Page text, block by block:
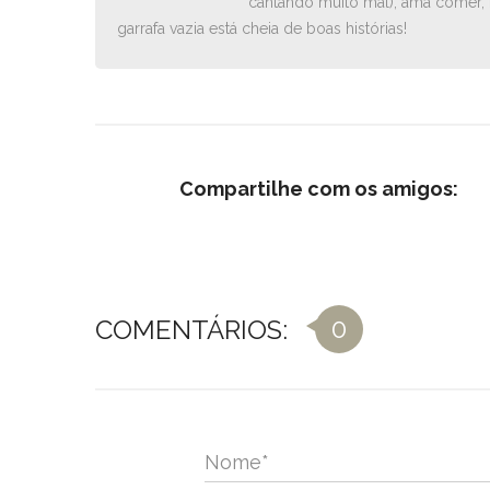
garrafa vazia está cheia de boas histórias!
Compartilhe com os amigos:
COMENTÁRIOS: 0
Nome*